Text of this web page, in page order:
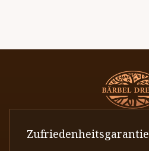
Zufriedenheitsgarantie